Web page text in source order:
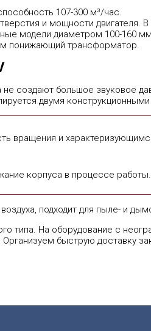
107-300 м³/час.
и мощности двигателя. В
модели диаметром 100-160
понижающий трансформатор.
создают большое звуковое
двумя
вращения и
корпуса в процессе работы.
подходит для пыле- и
типа. На оборудование с
быструю доставку